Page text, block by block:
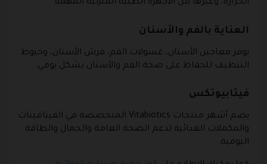
الحرارة، وغيرها من الأجهزة الطبية المنزلية المهمة.
العناية بالفم والأسنان
يوفر معاجين الأسنان، غسولات الفم، فرش الأسنان، وخيوط
التنظيف للحفاظ على صحة الفم والأسنان بشكل يومي.
فيتابيوتكس
يضم أشهر منتجات Vitabiotics المتخصصة في الفيتامينات
والمكملات الغذائية لدعم الصحة العامة والجمال والطاقة
اليومية.